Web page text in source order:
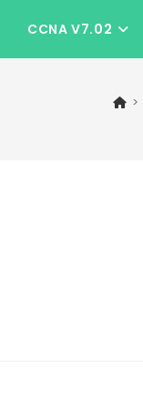
CCNA V7.02
>